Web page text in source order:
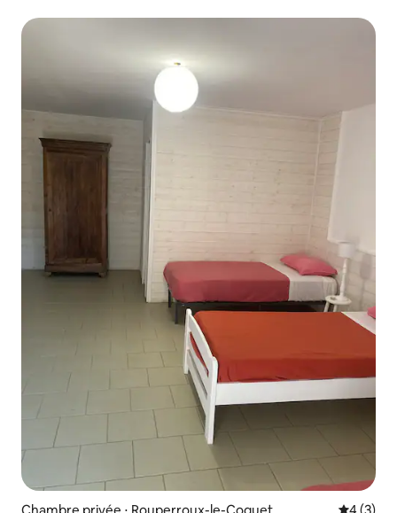
Chambre privée ⋅ Rouperroux-le-Coquet
4 (3)